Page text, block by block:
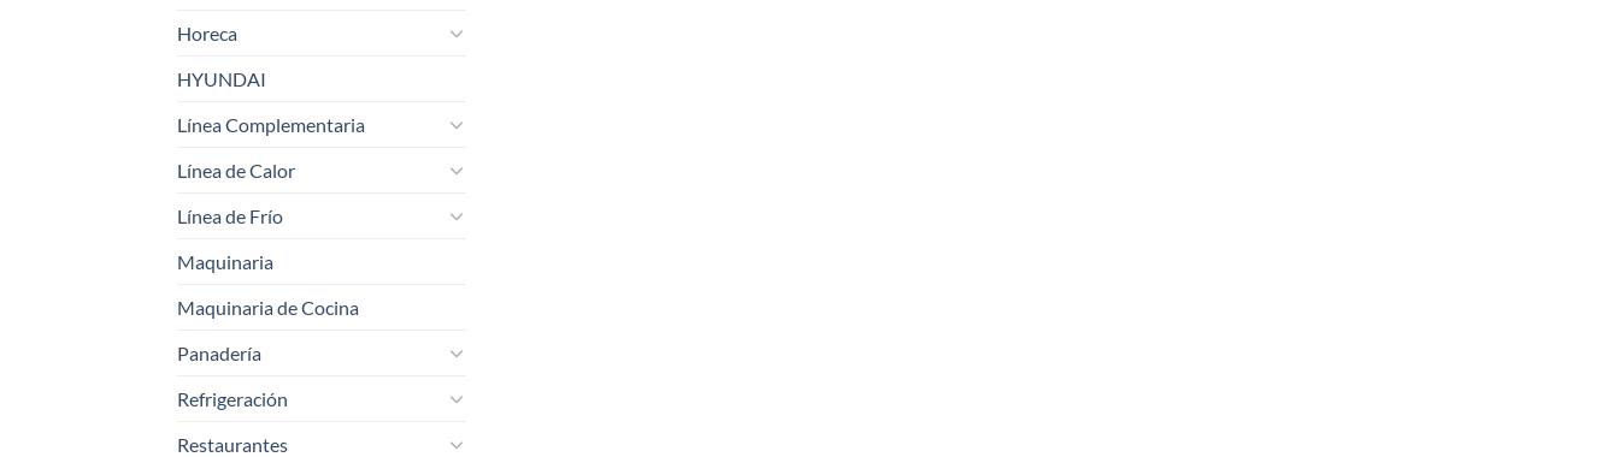
Horeca
HYUNDAI
Línea Complementaria
Línea de Calor
Línea de Frío
Maquinaria
Maquinaria de Cocina
Panadería
Refrigeración
Restaurantes